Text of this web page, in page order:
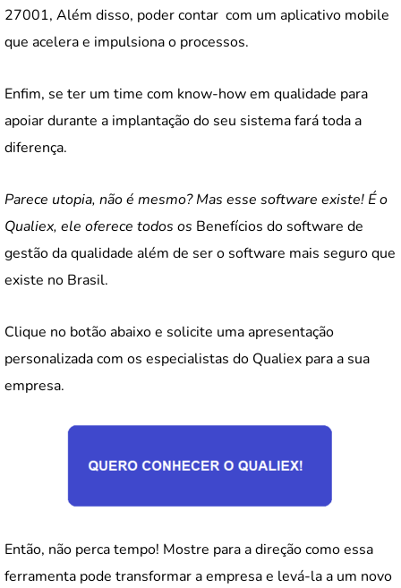
27001, Além disso, poder contar com um aplicativo mobile
que acelera e impulsiona o processos.
Enfim, se ter um time com know-how em qualidade para
apoiar durante a implantação do seu sistema fará toda a
diferença.
Parece utopia, não é mesmo? Mas esse software existe! É o
Qualiex, ele oferece todos os Benefícios do software de
gestão da qualidade além de ser o software mais seguro que
existe no Brasil.
Clique no botão abaixo e solicite uma apresentação
personalizada com os especialistas do Qualiex para a sua
empresa.
Então, não perca tempo! Mostre para a direção como essa
ferramenta pode transformar a empresa e levá-la a um novo